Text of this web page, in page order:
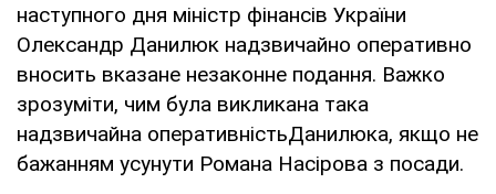
наступного дня міністр фінансів України
Олександр Данилюк надзвичайно оперативно
вносить вказане незаконне подання. Важко
зрозуміти, чим була викликана така
надзвичайна оперативністьДанилюка, якщо не
бажанням усунути Романа Насірова з посади.